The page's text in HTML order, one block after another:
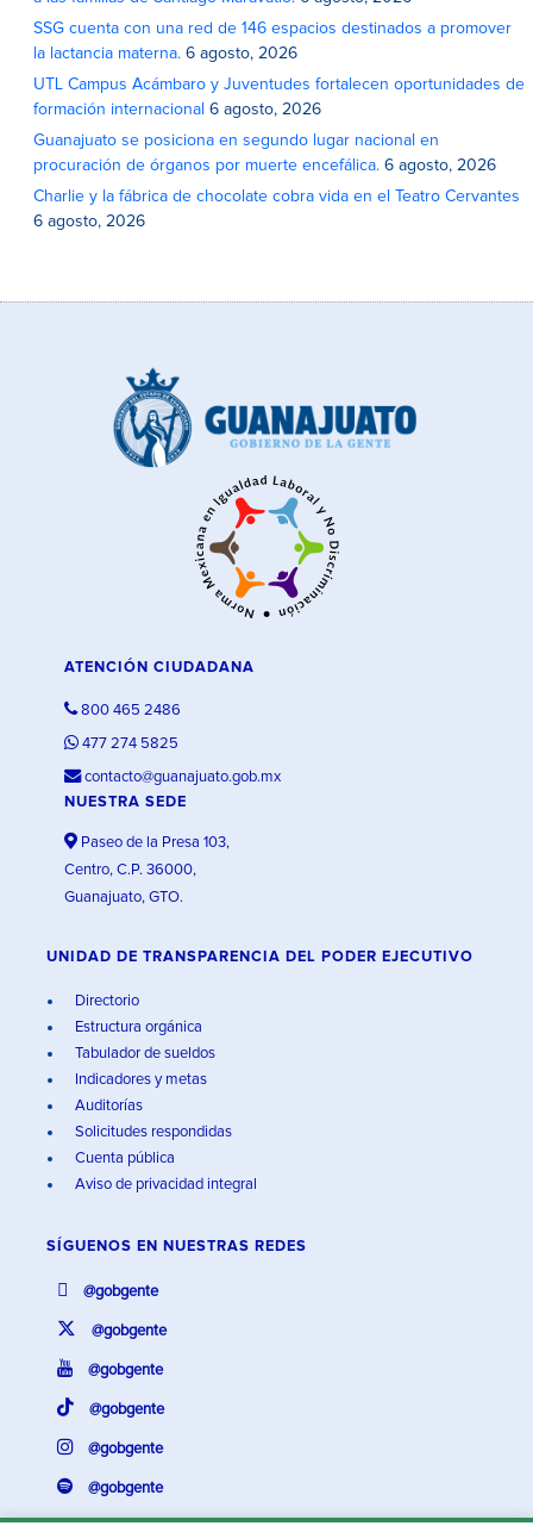
SSG cuenta con una red de 146 espacios destinados a promover
la lactancia materna. 6 agosto, 2026
UTL Campus Acámbaro y Juventudes fortalecen oportunidades de
formación internacional 6 agosto, 2026
Guanajuato se posiciona en segundo lugar nacional en
procuración de órganos por muerte encefálica. 6 agosto, 2026
Charlie y la fábrica de chocolate cobra vida en el Teatro Cervantes
6 agosto, 2026
ATENCIÓN CIUDADANA
800 465 2486
477 274 5825
contacto@guanajuato.gob.mx
NUESTRA SEDE
Paseo de la Presa 103,
Centro, C.P. 36000,
Guanajuato, GTO.
UNIDAD DE TRANSPARENCIA DEL PODER EJECUTIVO
Directorio
Estructura orgánica
Tabulador de sueldos
Indicadores y metas
Auditorías
Solicitudes respondidas
Cuenta pública
Aviso de privacidad integral
SÍGUENOS EN NUESTRAS REDES
@gobgente
@gobgente
@gobgente
@gobgente
@gobgente
@gobgente